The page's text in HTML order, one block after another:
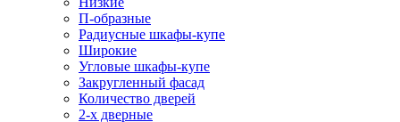
П-образные
Радиусные шкафы-купе
Широкие
Угловые шкафы-купе
Закругленный фасад
Количество дверей
2-х дверные